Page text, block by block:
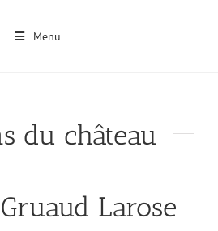
Menu
du château
Larose